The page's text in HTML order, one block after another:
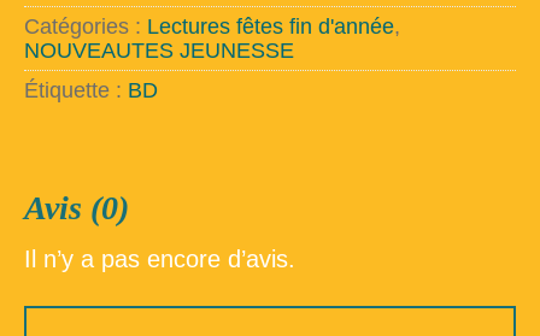
oui
Catégories : Lectures fêtes fin d'année,
NOUVEAUTES JEUNESSE
Étiquette : BD
Avis (0)
Il n’y a pas encore d’avis.